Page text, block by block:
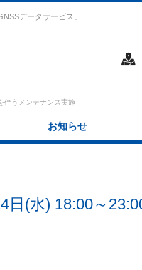
データサービス」
伴うメンテナンス実施
お知らせ
日(水) 18:00～